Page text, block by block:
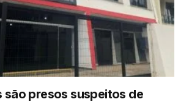
são presos suspeitos de